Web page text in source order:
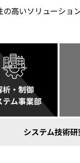
高いソリューシ